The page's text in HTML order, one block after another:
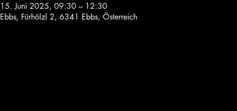
15. Juni 2025, 09:30 – 12:30
Ebbs, Fürhölzl 2, 6341 Ebbs, Österreich